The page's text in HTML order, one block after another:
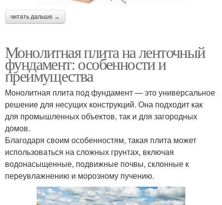
читать дальше →
Монолитная плита на ленточный
фундамент: особенности и
преимущества
Монолитная плита под фундамент — это универсальное
решение для несущих конструкций. Она подходит как
для промышленных объектов, так и для загородных
домов.
Благодаря своим особенностям, такая плита может
использоваться на сложных грунтах, включая
водонасыщенные, подвижные почвы, склонные к
переувлажнению и морозному пучению.